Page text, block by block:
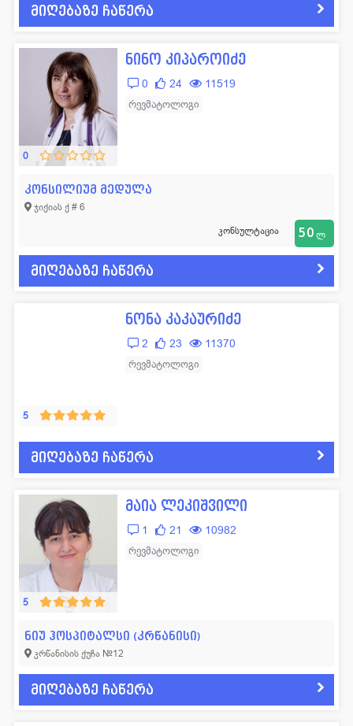
მიღებაზე ჩაწერა
0
ნინო კიპაროიძე
0 24 11519
რევმატოლოგი
კონსილიუმ მედულა
ჯიქიას ქ # 6
კონსულტაცია 50 ლ
მიღებაზე ჩაწერა
5
ნონა კაკაურიძე
2 23 11370
რევმატოლოგი
მიღებაზე ჩაწერა
5
მაია ლეკიშვილი
1 21 10982
რევმატოლოგი
ნიუ ჰოსპიტალსი (კრწანისი)
კრწანისის ქუჩა №12
მიღებაზე ჩაწერა